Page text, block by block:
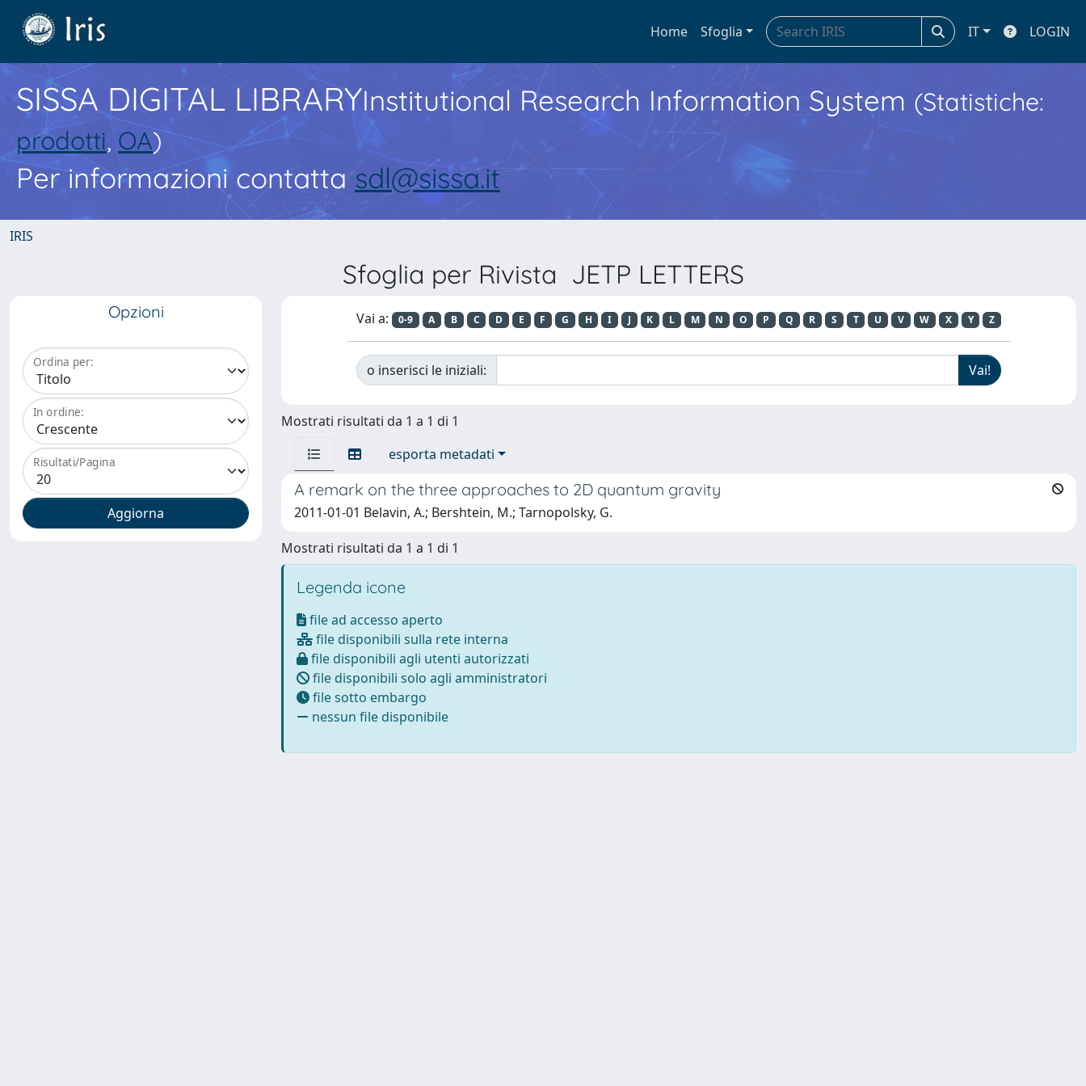
Home Sfoglia IT LOGIN
SISSA DIGITAL LIBRARYInstitutional Research Information System (Statistiche:
prodotti, OA)
Per informazioni contatta sdl@sissa.it
IRIS
Sfoglia per Rivista JETP LETTERS
Opzioni
Ordina per:
In ordine:
Risultati/Pagina
Vai a: 0-9 A B C D E F G H I J K L M N O P Q R S T U V W X Y Z
o inserisci le iniziali:
Mostrati risultati da 1 a 1 di 1
esporta metadati
A remark on the three approaches to 2D quantum gravity
2011-01-01 Belavin, A.; Bershtein, M.; Tarnopolsky, G.
Mostrati risultati da 1 a 1 di 1
Legenda icone
file ad accesso aperto
file disponibili sulla rete interna
file disponibili agli utenti autorizzati
file disponibili solo agli amministratori
file sotto embargo
nessun file disponibile